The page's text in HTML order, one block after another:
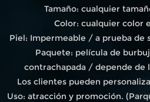
Tamaño: cualquier
Color: cualquier color
Piel: Impermeable / a prueba de
Paquete: película de
contrachapada / depende de
Los clientes pueden
Uso: atracción y promoción.